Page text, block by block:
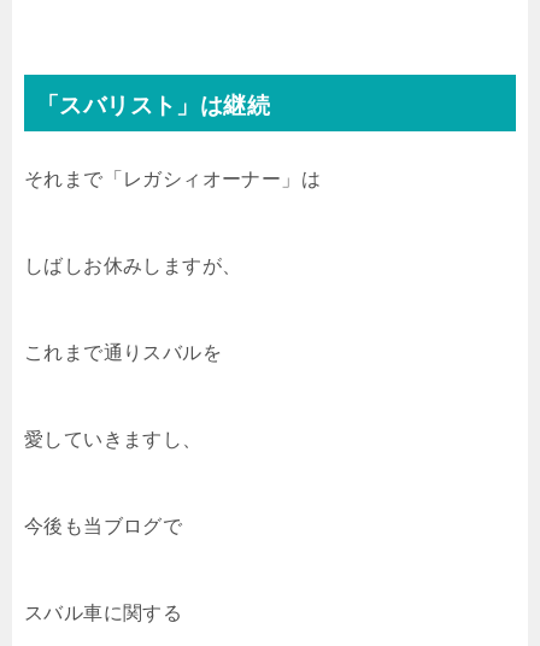
「スバリスト」は継続
それまで「レガシィオーナー」は
しばしお休みしますが、
これまで通りスバルを
愛していきますし、
今後も当ブログで
スバル車に関する